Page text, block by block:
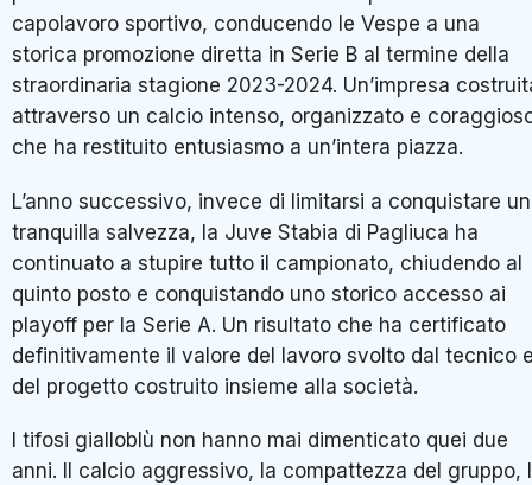
capolavoro sportivo, conducendo le Vespe a una
storica promozione diretta in Serie B al termine della
straordinaria stagione 2023-2024. Un’impresa
attraverso un calcio intenso, organizzato e
che ha restituito entusiasmo a un’intera piazza.
L’anno successivo, invece di limitarsi a conquistare
tranquilla salvezza, la Juve Stabia di Pagliuca ha
continuato a stupire tutto il campionato, chiudendo al
quinto posto e conquistando uno storico accesso ai
playoff per la Serie A. Un risultato che ha certificato
definitivamente il valore del lavoro svolto dal tecnico
del progetto costruito insieme alla società.
I tifosi gialloblù non hanno mai dimenticato quei due
anni. Il calcio aggressivo, la compattezza del gruppo,